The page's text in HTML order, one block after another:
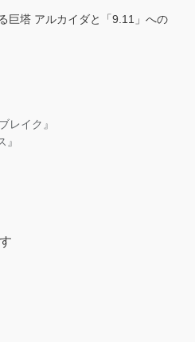
巨塔 アルカイダと「9.11」への
レイク』